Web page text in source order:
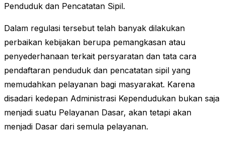
Penduduk dan Pencatatan Sipil.
Dalam regulasi tersebut telah banyak dilakukan
perbaikan kebijakan berupa pemangkasan atau
penyederhanaan terkait persyaratan dan tata cara
pendaftaran penduduk dan pencatatan sipil yang
memudahkan pelayanan bagi masyarakat. Karena
disadari kedepan Administrasi Kependudukan bukan saja
menjadi suatu Pelayanan Dasar, akan tetapi akan
menjadi Dasar dari semula pelayanan.